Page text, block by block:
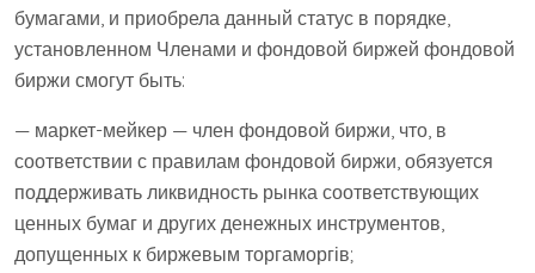
бумагами, и приобрела данный статус в порядке,
установленном Членами и фондовой биржей фондовой
биржи смогут быть:
— маркет-мейкер — член фондовой биржи, что, в
соответствии с правилам фондовой биржи, обязуется
поддерживать ликвидность рынка соответствующих
ценных бумаг и других денежных инструментов,
допущенных к биржевым торгаморгів;